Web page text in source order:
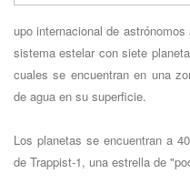
upo internacional de
sistema estelar con siete
cuales se encuentran en una
de agua en su superficie.
Los planetas se encuentran a
de Trappist-1, una estrella de